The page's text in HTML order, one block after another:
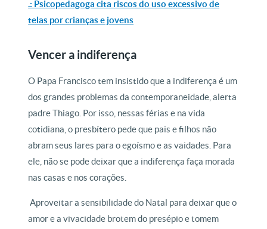
.: Psicopedagoga cita riscos do uso excessivo de
telas por crianças e jovens
Vencer a indiferença
O Papa Francisco tem insistido que a indiferença é um
dos grandes problemas da contemporaneidade, alerta
padre Thiago. Por isso, nessas férias e na vida
cotidiana, o presbítero pede que pais e filhos não
abram seus lares para o egoísmo e as vaidades. Para
ele, não se pode deixar que a indiferença faça morada
nas casas e nos corações.
Aproveitar a sensibilidade do Natal para deixar que o
amor e a vivacidade brotem do presépio e tomem